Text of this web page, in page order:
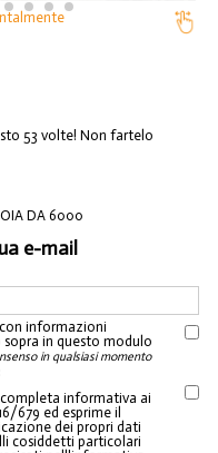
53 volte! Non fartelo
DA 6000
e-mail
informazioni
in questo modulo
in qualsiasi momento
informativa ai
679 ed esprime il
dei propri dati
cosiddetti particolari